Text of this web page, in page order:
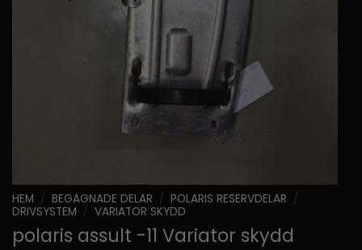
HEM / BEGAGNADE DELAR / POLARIS RESERVDELAR /
DRIVSYSTEM / VARIATOR SKYDD
polaris assult -11 Variator skydd